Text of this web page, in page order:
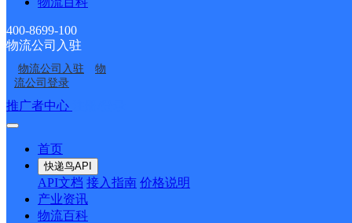
400-8699-100
物流公司入驻
物流公司入驻
物
流公司登录
推广者中心
首页
快递鸟API
API文档 接入指南 价格说明
产业资讯
物流百科
德邦快递 更多号码
派送范围:- 详情
滦州市小马庄镇合作点ID15921
德邦快递 更多号码
派送范围:-
丰南区大新庄镇合作点ID5846
德邦快递 更多号码地址：河北省唐山市丰南区大新庄镇泰和
派送范围:-详情